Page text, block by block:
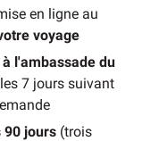
en ligne au
voyage
à l'ambassade du
7 jours suivant
90 jours (trois